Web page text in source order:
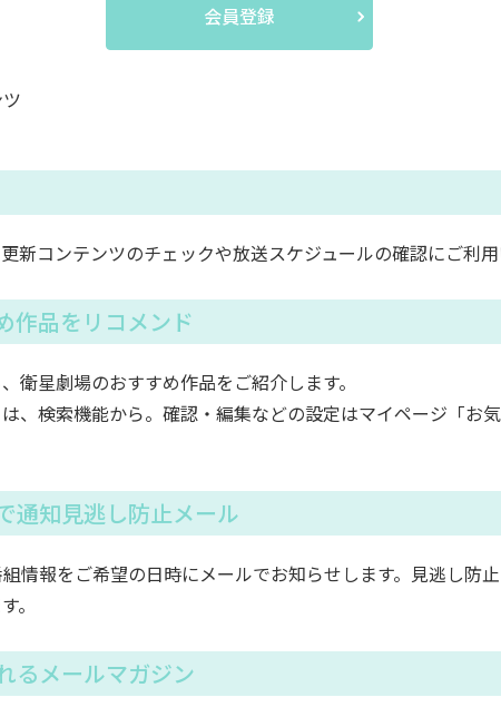
会員登録
新コンテンツのチェックや放送スケジュールの確認にご利用
作品をリコメンド
衛星劇場のおすすめ作品をご紹介します。
、検索機能から。確認・編集などの設定はマイページ「お
通知見逃し防止メール
情報をご希望の日時にメールでお知らせします。見逃し防
。
るメールマガジン